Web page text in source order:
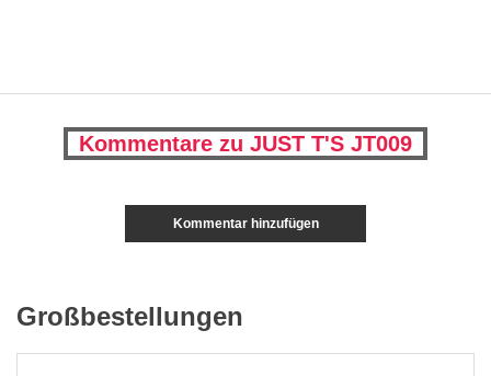
Kommentare zu JUST T'S JT009
Kommentar hinzufügen
Großbestellungen